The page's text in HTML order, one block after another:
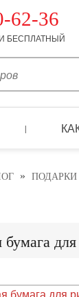
62-36
БЕСПЛАТНЫЙ
|
»